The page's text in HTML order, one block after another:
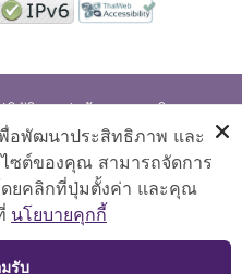
บัติการต่อต้านการทุจริต
จอ 1024x768 pixel
พบบ่อย| นโยบายเว็บไซต์|
ธความรับผิด
TOP
พื่อพัฒนาประสิทธิภาพ และ
ซต์ของคุณ สามารถจัดการ
ยคลิกที่ปุ่มตั้งค่า และคุณ
นโยบายคุกกี้
รับ